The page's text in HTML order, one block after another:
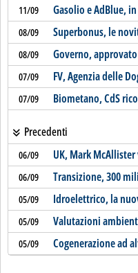
11/09 Gasolio e AdBlue,
08/09 Superbonus, le
08/09 Governo,
07/09 FV, Agenzia delle
07/09 Biometano, CdS
Precedenti
06/09 UK, Mark
06/09 Transizione, 300
05/09 Idroelettrico, la
05/09 Valutazioni
05/09 Cogenerazione ad